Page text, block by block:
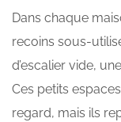
Dans chaque
recoins sous-
d’escalier vide,
Ces petits
regard, mais ils